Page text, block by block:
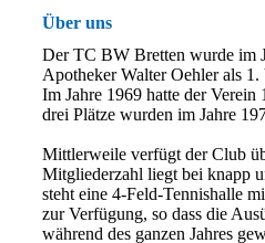
Über uns
Der TC BW Bretten wurde im
Apotheker Walter Oehler als 1.
Im Jahre 1969 hatte der
drei Plätze wurden im Jahre
Mittlerweile verfügt der Club
Mitgliederzahl liegt bei knapp
steht eine 4-Feld-Tennishalle
zur Verfügung, so dass die
während des ganzen Jahres